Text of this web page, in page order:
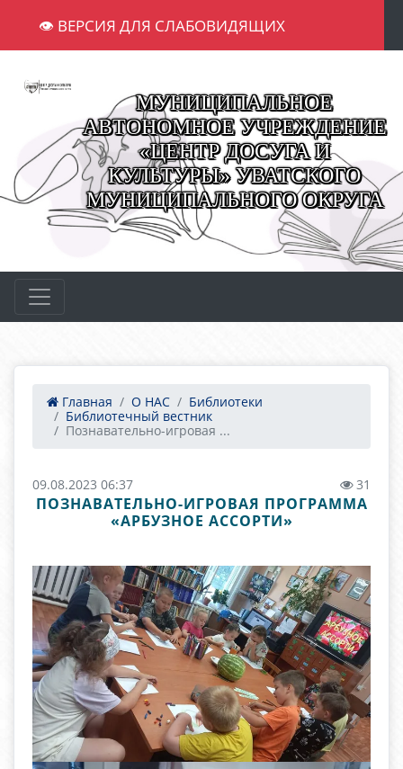
👁 ВЕРСИЯ ДЛЯ СЛАБОВИДЯЩИХ
МУНИЦИПАЛЬНОЕ
АВТОНОМНОЕ УЧРЕЖДЕНИЕ
«ЦЕНТР ДОСУГА И
КУЛЬТУРЫ» УВАТСКОГО
МУНИЦИПАЛЬНОГО ОКРУГА
Главная О НАС
Библиотеки
Библиотечный вестник
Познавательно-игровая ...
09.08.2023 06:37 31
ПОЗНАВАТЕЛЬНО-ИГРОВАЯ ПРОГРАММА
«АРБУЗНОЕ АССОРТИ»